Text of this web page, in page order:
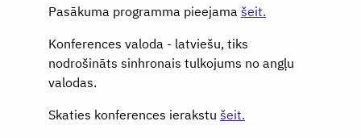
Pasākuma programma pieejama šeit.
Konferences valoda - latviešu, tiks
nodrošināts sinhronais tulkojums no angļu
valodas.
Skaties konferences ierakstu šeit.